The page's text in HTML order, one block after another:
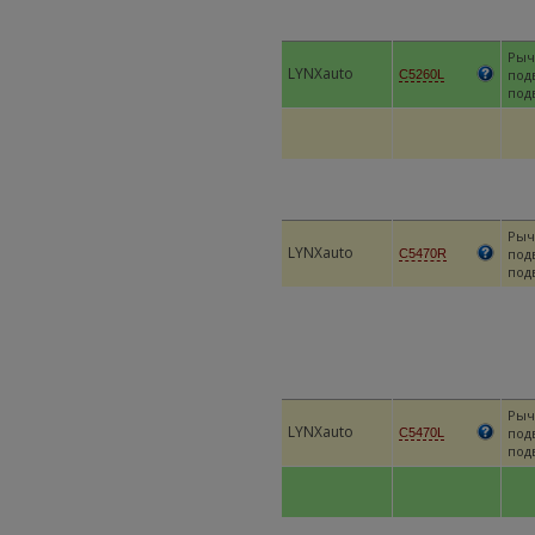
LYNXauto C5260L
LYNXauto C5470R
LYNXauto C5470L